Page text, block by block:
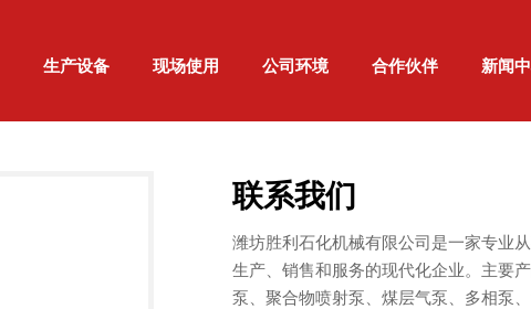
生产设备 现场使用 公司环境 合作伙伴 新闻
联系我们
潍坊胜利石化机械有限公司是一家专业
生产、销售和服务的现代化企业。主要
泵、聚合物喷射泵、煤层气泵、多相泵